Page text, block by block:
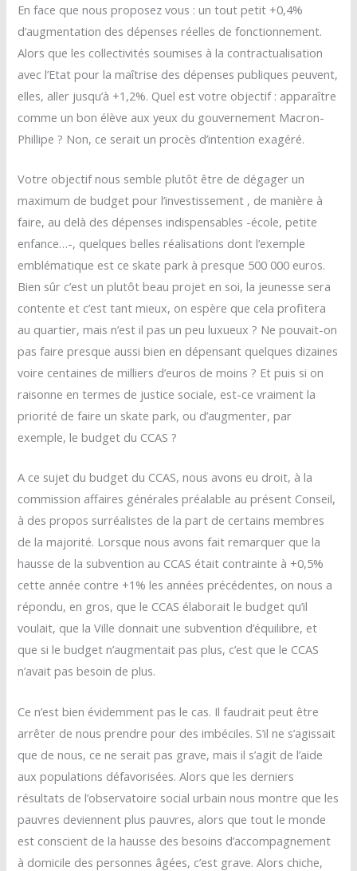
En face que nous proposez vous : un tout petit +0,4%
d’augmentation des dépenses réelles de fonctionnement.
Alors que les collectivités soumises à la contractualisation
avec l’Etat pour la maîtrise des dépenses publiques peuvent,
elles, aller jusqu’à +1,2%. Quel est votre objectif : apparaître
comme un bon élève aux yeux du gouvernement Macron-
Phillipe ? Non, ce serait un procès d’intention exagéré.
Votre objectif nous semble plutôt être de dégager un
maximum de budget pour l’investissement , de manière à
faire, au delà des dépenses indispensables -école, petite
enfance…-, quelques belles réalisations dont l’exemple
emblématique est ce skate park à presque 500 000 euros.
Bien sûr c’est un plutôt beau projet en soi, la jeunesse sera
contente et c’est tant mieux, on espère que cela profitera
au quartier, mais n’est il pas un peu luxueux ? Ne pouvait-on
pas faire presque aussi bien en dépensant quelques dizaines
voire centaines de milliers d’euros de moins ? Et puis si on
raisonne en termes de justice sociale, est-ce vraiment la
priorité de faire un skate park, ou d’augmenter, par
exemple, le budget du CCAS ?
A ce sujet du budget du CCAS, nous avons eu droit, à la
commission affaires générales préalable au présent Conseil,
à des propos surréalistes de la part de certains membres
de la majorité. Lorsque nous avons fait remarquer que la
hausse de la subvention au CCAS était contrainte à +0,5%
cette année contre +1% les années précédentes, on nous a
répondu, en gros, que le CCAS élaborait le budget qu’il
voulait, que la Ville donnait une subvention d’équilibre, et
que si le budget n’augmentait pas plus, c’est que le CCAS
n’avait pas besoin de plus.
Ce n’est bien évidemment pas le cas. Il faudrait peut être
arrêter de nous prendre pour des imbéciles. S’il ne s’agissait
que de nous, ce ne serait pas grave, mais il s’agit de l’aide
aux populations défavorisées. Alors que les derniers
résultats de l’observatoire social urbain nous montre que les
pauvres deviennent plus pauvres, alors que tout le monde
est conscient de la hausse des besoins d’accompagnement
à domicile des personnes âgées, c’est grave. Alors chiche,